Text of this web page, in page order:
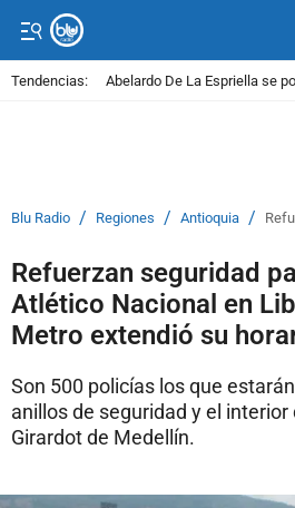
Tendencias: Abelardo De La Espriella se
Blu Radio / Regiones / Antioquia /
Refuerzan seguridad
Atlético Nacional en
Metro extendió su
Son 500 policías los que
anillos de seguridad y el
Girardot de Medellín.